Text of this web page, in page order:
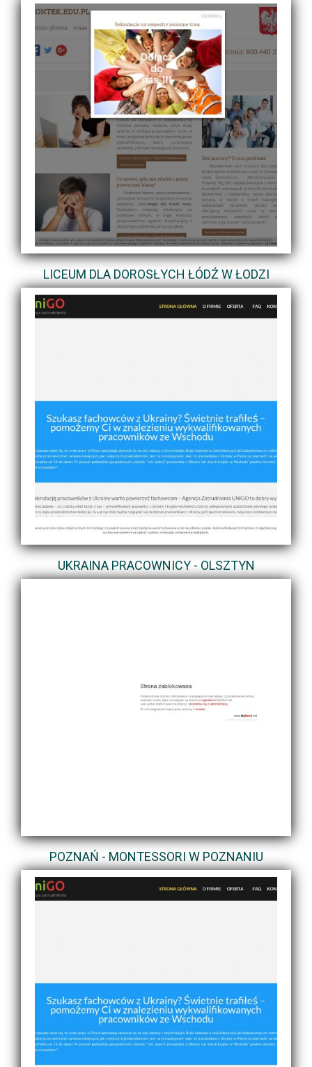
LICEUM DLA DOROSŁYCH ŁÓDŹ W ŁODZI
UKRAINA PRACOWNICY - OLSZTYN
POZNAŃ - MONTESSORI W POZNANIU